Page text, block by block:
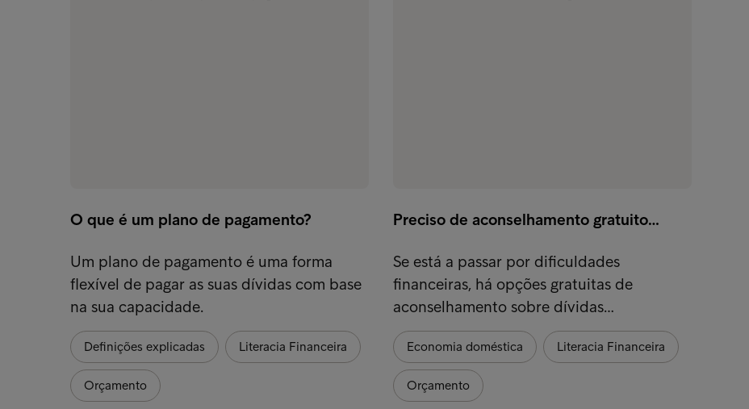
O que é um plano de pagamento?
Um plano de pagamento é uma forma
flexível de pagar as suas dívidas com base
na sua capacidade.
Definições explicadas Literacia Financeira
Orçamento
Preciso de aconselhamento gratuito…
Se está a passar por dificuldades
financeiras, há opções gratuitas de
aconselhamento sobre dívidas…
Economia doméstica Literacia Financeira
Orçamento